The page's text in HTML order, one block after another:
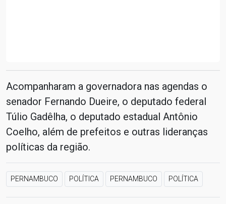
Acompanharam a governadora nas agendas o
senador Fernando Dueire, o deputado federal
Túlio Gadêlha, o deputado estadual Antônio
Coelho, além de prefeitos e outras lideranças
políticas da região.
PERNAMBUCO POLÍTICA PERNAMBUCO POLÍTICA